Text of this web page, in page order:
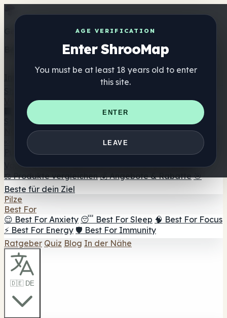
AGE VERIFICATION
Enter ShrooMap
You must be at least 18 years old to enter
this site.
ENTER
LEAVE
Get the ShrooMap app
Better than mobile web — one tap away
Verzeichnis
🏢 Markenverzeichnis
📍 Headshop-Finder
Smartshop-Finder
Nahrungsergänzung
🍬 Pilz-Gummis
💊 Pilz-Kapseln 💧 Pilz-Tinkturen
🫙 Pilz-
☕ Pilz-Kaffee 🍫 Pilz-Schokolade 💨 Mushroom
Vapes 🍫 Shroom Bar Hub 😌 Stimmungs-Gummis
⚖️ Produkte vergleichen 💰 Angebote & Rabatte 🎯
Beste für dein Ziel
Pilze
Best For
😌 Best For Anxiety 😴 Best For Sleep 🧠 Best For Focus
⚡ Best For Energy 🛡️ Best For Immunity
Ratgeber Quiz Blog In der Nähe
🇩🇪 DE